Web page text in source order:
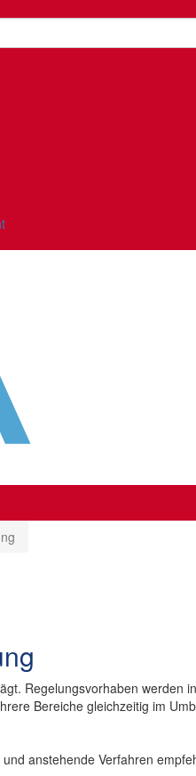
Regelungsvorhaben werden
Bereiche gleichzeitig im
anstehende Verfahren